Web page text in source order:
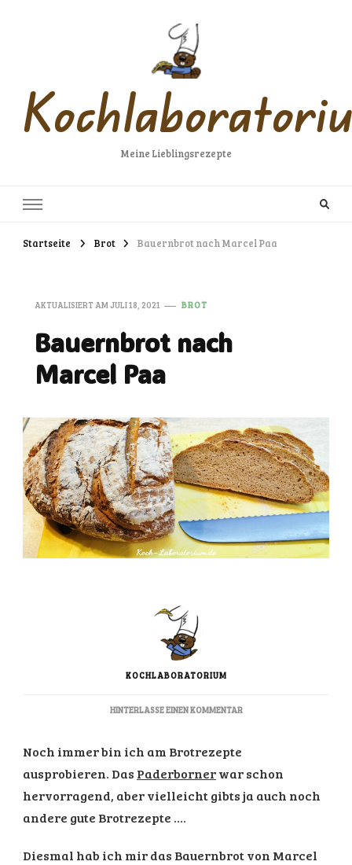
Meine Lieblingsrezepte
Startseite Brot Bauernbrot nach Marcel Paa
AKTUALISIERT AMJULI 18, 2021 BROT
Bauernbrot nach
Marcel Paa
KOCHLABORATORIUM
HINTERLASSE EINEN KOMMENTARZU
Noch immer bin ich am Brotrezepte
ausprobieren. Das Paderbornerwar schon
hervorragend, aber vielleicht gibts ja auch noch
andere gute Brotrezepte ….
Diesmal hab ich mir das Bauernbrot von Marcel